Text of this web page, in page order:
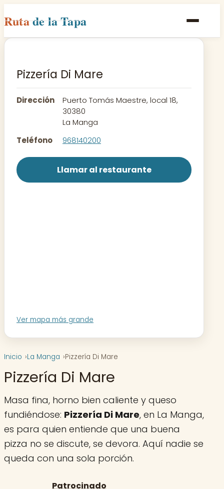
Rutade la Tapa
Inicio
Rutas
Contacto
Pizzería Di Mare
Dirección
Puerto Tomás Maestre, local 18,
30380
La Manga
Teléfono
968140200
Llamar al restaurante
Ver mapa más grande
Inicio La Manga Pizzería Di Mare
Pizzería Di Mare
Masa fina, horno bien caliente y queso
fundiéndose: Pizzería Di Mare, en La Manga,
es para quien entiende que una buena
pizza no se discute, se devora. Aquí nadie se
queda con una sola porción.